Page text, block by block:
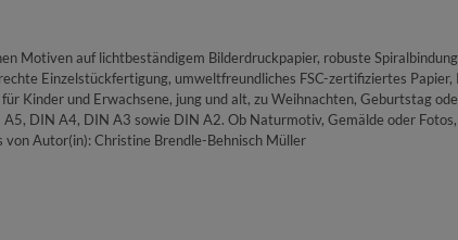
Motiven auf lichtbeständigem Bilderdruckpapier, robuste
Einzelstückfertigung, umweltfreundliches FSC-zertifiziertes
Kinder und Erwachsene, jung und alt, zu Weihnachten, Geburtstag
DIN A4, DIN A3 sowie DIN A2. Ob Naturmotiv, Gemälde oder
Autor(in): Christine Brendle-Behnisch Müller